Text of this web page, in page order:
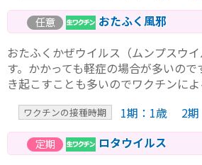
おたふく風邪
おたふくかぜウイルス（ムンプスウ
す。かかっても軽症の場合が多いの
き起こすことも多いのでワクチンによ
ワクチンの接種時期
1期：1歳 2期
ロタウイルス